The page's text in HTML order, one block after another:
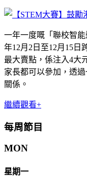
一年一度嘅「聯校智
年12月2日至12月15日
最大賣點，係注入4大
家長都可以參加，透
關係。
繼續觀看+
每周節目
MON
星期一